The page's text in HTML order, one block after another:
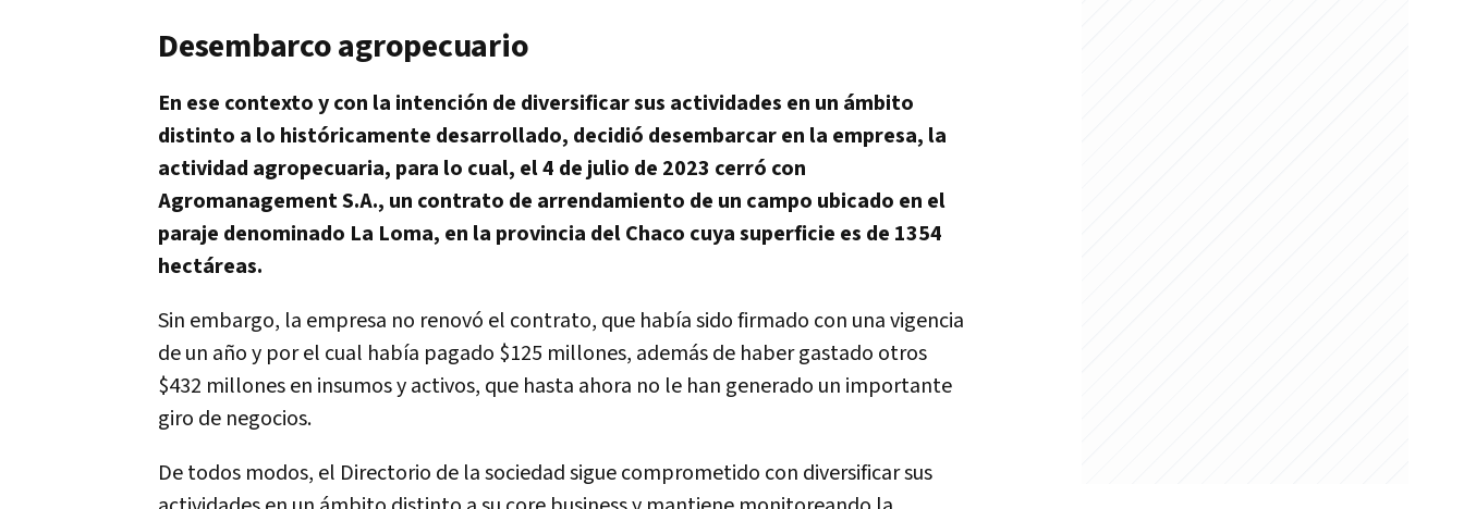
Desembarco agropecuario
En ese contexto y con la intención de diversificar sus actividades en un ámbito
distinto a lo históricamente desarrollado, decidió desembarcar en la empresa, la
actividad agropecuaria, para lo cual, el 4 de julio de 2023 cerró con
Agromanagement S.A., un contrato de arrendamiento de un campo ubicado en el
paraje denominado La Loma, en la provincia del Chaco cuya superficie es de 1354
hectáreas.
Sin embargo, la empresa no renovó el contrato, que había sido firmado con una vigencia
de un año y por el cual había pagado $125 millones, además de haber gastado otros
$432 millones en insumos y activos, que hasta ahora no le han generado un importante
giro de negocios.
De todos modos, el Directorio de la sociedad sigue comprometido con diversificar sus